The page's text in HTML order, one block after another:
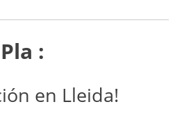
:
en Lleida!